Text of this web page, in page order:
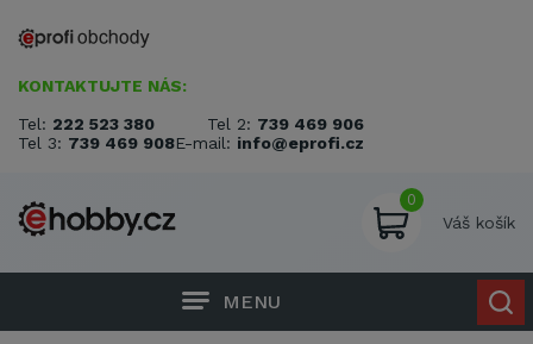
KONTAKTUJTE NÁS:
Tel: 222 523 380 Tel 2: 739 469 906
Tel 3: 739 469 908E-mail: info@eprofi.cz
0
Váš košík
MENU